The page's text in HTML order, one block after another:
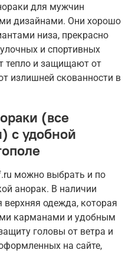
для мужчин
дизайнами. Они хорошо
низа, прекрасно
и спортивных
тепло и защищают от
излишней скованности в
(все
с удобной
можно выбрать и по
анорак. В наличии
верхняя одежда, которая
карманами и удобным
головы от ветра и
на сайте,